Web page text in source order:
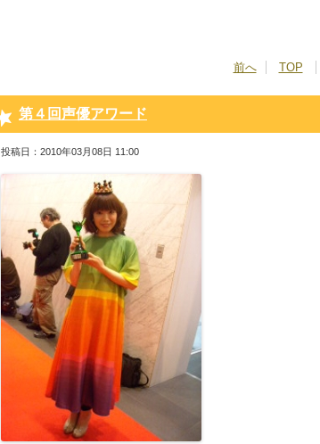
前へ TOP
第４回声優アワード
投稿日：2010年03月08日 11:00